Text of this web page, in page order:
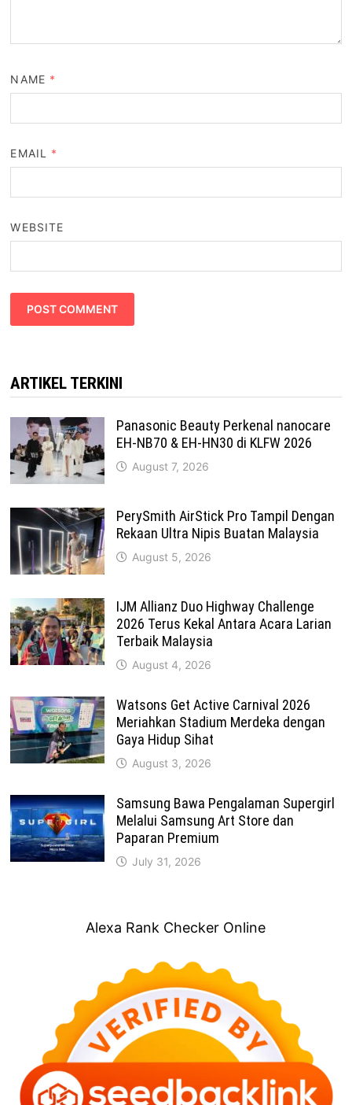
NAME *
EMAIL *
WEBSITE
ARTIKEL TERKINI
Panasonic Beauty Perkenal nanocare
EH-NB70 & EH-HN30 di KLFW 2026
August 7, 2026
PerySmith AirStick Pro Tampil Dengan
Rekaan Ultra Nipis Buatan Malaysia
August 5, 2026
IJM Allianz Duo Highway Challenge
2026 Terus Kekal Antara Acara Larian
Terbaik Malaysia
August 4, 2026
Watsons Get Active Carnival 2026
Meriahkan Stadium Merdeka dengan
Gaya Hidup Sihat
August 3, 2026
Samsung Bawa Pengalaman Supergirl
Melalui Samsung Art Store dan
Paparan Premium
July 31, 2026
Alexa Rank Checker Online